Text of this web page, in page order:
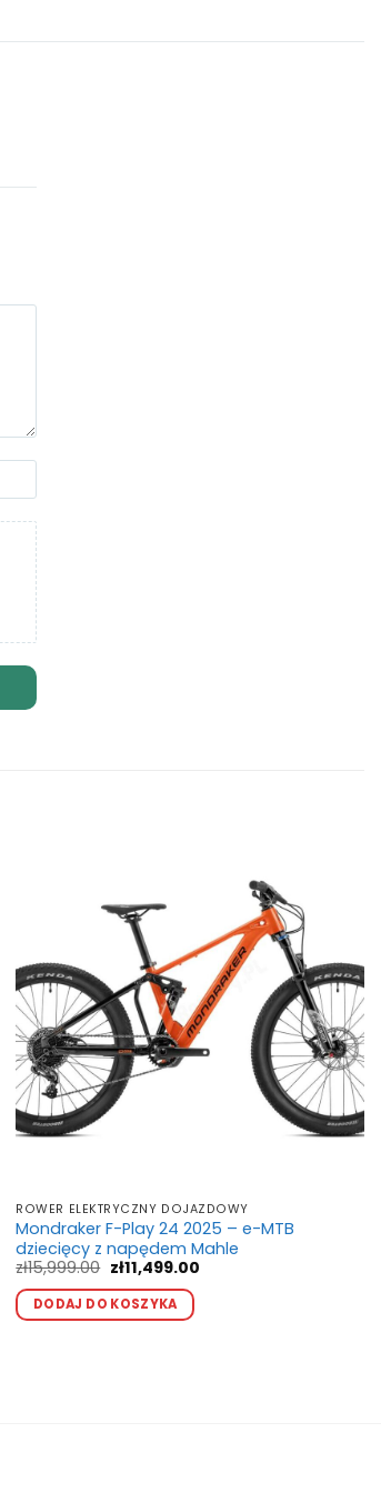
ROWER ELEKTRYCZNY DOJAZDOWY
Mondraker F-Play 24 2025 – e-MTB
dziecięcy z napędem Mahle
zł15,999.00 Pierwotna
cena
wynosiła:
zł15,999.00.
zł11,499.00Aktualna
DODAJ DO KOSZYKA